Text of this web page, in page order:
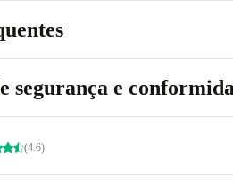
segurança e
(4.6)